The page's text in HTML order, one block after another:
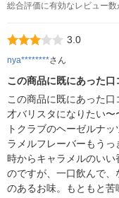
総合評価に有効なレビュー数
3.0
nya********さん
この商品に既にあった
この商品に既にあった
才バリスタになりたい
トクラブのヘーゼルナ
ラメルフレーバーもう
時からキャラメルのい
のですが、一口飲んで
のあるお味。もともと